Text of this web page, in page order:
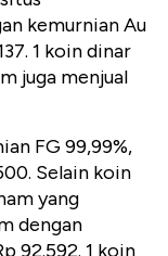
kemurnian Au
1 koin dinar
juga menjual
FG 99,99%,
Selain koin
yang
dengan
92.592. 1 koin